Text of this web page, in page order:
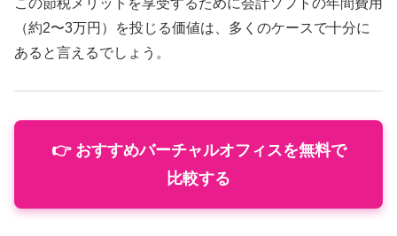
（約2〜3万円）を投じる価値は、多くのケースで十分に
あると言えるでしょう。
👉 おすすめバーチャルオフィスを無料で
比較する